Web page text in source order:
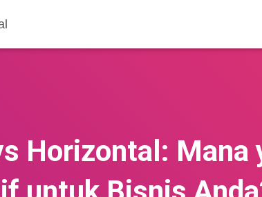
Horizontal: Mana